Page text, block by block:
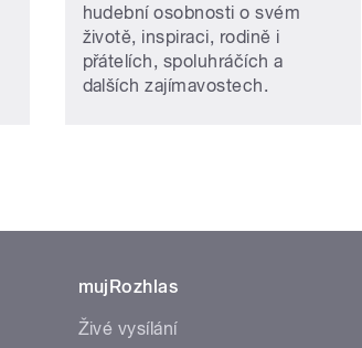
hudební osobnosti o svém
životě, inspiraci, rodině i
přátelích, spoluhráčích a
dalších zajímavostech.
mujRozhlas
Živé vysílání